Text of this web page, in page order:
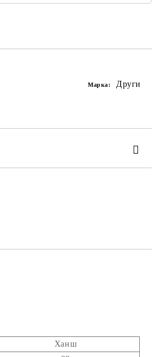
Марка: Други
Ханш